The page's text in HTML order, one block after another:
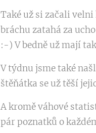
Také už si začali
bráchu zatahá za
:-) V bedně už mají
V týdnu jsme také
štěňátka se už těší
A kromě váhové
pár poznatků o